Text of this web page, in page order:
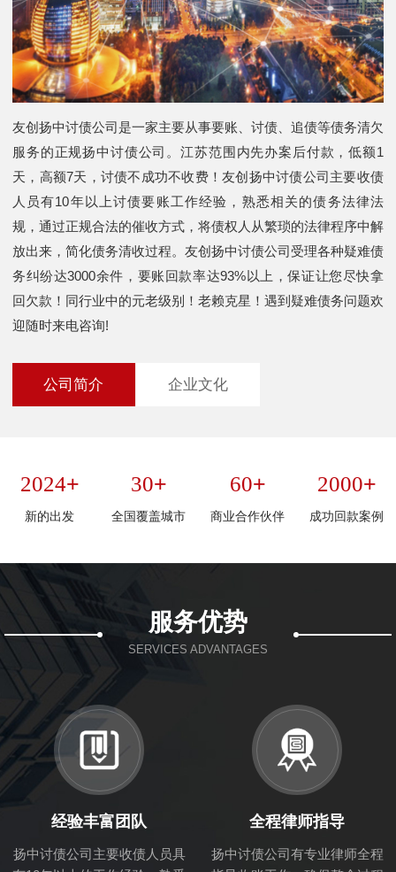
友创扬中讨债公司是一家主要从事要账、讨债、追债等债务清欠
服务的正规扬中讨债公司。江苏范围内先办案后付款，低额1
天，高额7天，讨债不成功不收费！友创扬中讨债公司主要收债
人员有10年以上讨债要账工作经验，熟悉相关的债务法律法
规，通过正规合法的催收方式，将债权人从繁琐的法律程序中解
放出来，简化债务清收过程。友创扬中讨债公司受理各种疑难债
务纠纷达3000余件，要账回款率达93%以上，保证让您尽快拿
回欠款！同行业中的元老级别！老赖克星！遇到疑难债务问题欢
迎随时来电咨询!
公司简介 企业文化
2024+
新的出发
30+
全国覆盖城市
60+
商业合作伙伴
2000+
成功回款案例
服务优势
SERVICES ADVANTAGES
经验丰富团队
扬中讨债公司主要收债人员具
全程律师指导
扬中讨债公司有专业律师全程